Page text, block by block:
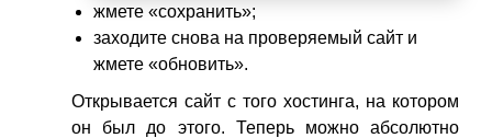
жмете «сохранить»;
заходите снова на проверяемый сайт и
жмете «обновить».
Открывается сайт с того хостинга, на котором
он был до этого. Теперь можно абсолютно